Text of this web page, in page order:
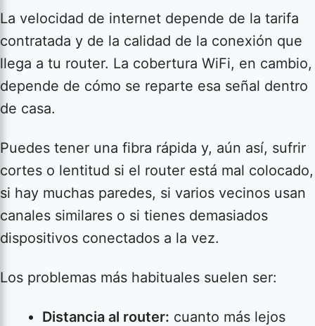
La velocidad de internet depende de la tarifa
contratada y de la calidad de la conexión que
llega a tu router. La cobertura WiFi, en cambio,
depende de cómo se reparte esa señal dentro
de casa.
Puedes tener una fibra rápida y, aún así, sufrir
cortes o lentitud si el router está mal colocado,
si hay muchas paredes, si varios vecinos usan
canales similares o si tienes demasiados
dispositivos conectados a la vez.
Los problemas más habituales suelen ser:
Distancia al router: cuanto más lejos